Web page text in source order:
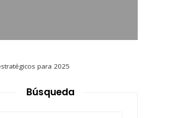
para 2025
Búsqueda